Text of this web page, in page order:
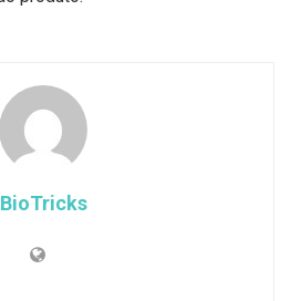
BioTricks